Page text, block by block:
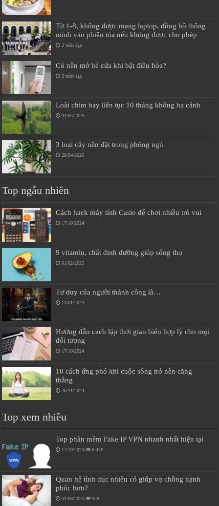
Từ 1-8, không được mang laptop, đồng hồ thông
minh vào phiên tòa nếu không được cho phép
2 tuần ago
Có nên mở hé cửa khi bật điều hòa?
2 tuần ago
Loài chim bay liên tục 10 tháng không hạ cánh
04/05/2026
3 loại cây nên đặt trong phòng ngủ
28/04/2026
Top ngẫu nhiên
Cách hack máy tính Casio để chơi nhiều trò vui
17/10/2024
9 vitamin, chất dinh dưỡng giúp sống thọ
01/02/2025
Tư duy của người thành công là…
13/01/2025
Hướng dẫn cách lập thời gian biểu hợp lý cho mọi
đối tượng
17/10/2024
10 cách ứng phó khi cuộc sống trở nên căng
thẳng
26/11/2024
Top xem nhiều
Top phần mềm Fake IP VPN nhanh nhất hiện tại
17/10/2024 6,476
Quan hệ tình dục nhiều có giúp vợ chồng hạnh
phúc hơn?
01/08/2025 928